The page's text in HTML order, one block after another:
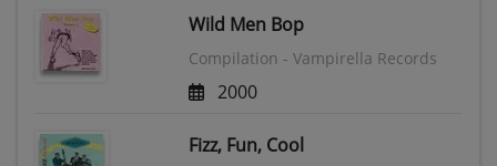
Wild Men Bop
Compilation - Vampirella Records
2000
Fizz, Fun, Cool